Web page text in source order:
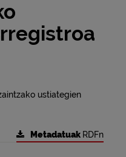
ustiategien
Metadatuak RDFn